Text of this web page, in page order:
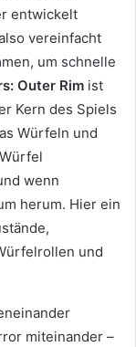
entwickelt
vereinfacht
um schnelle
Outer Rim ist
Kern des Spiels
Würfeln und
wenn
herum. Hier ein
und
miteinander –